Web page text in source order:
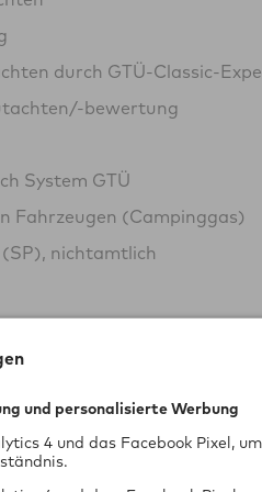
durch GTÜ-Classic-
bewertung
System GTÜ
Fahrzeugen (Campinggas)
nichtamtlich